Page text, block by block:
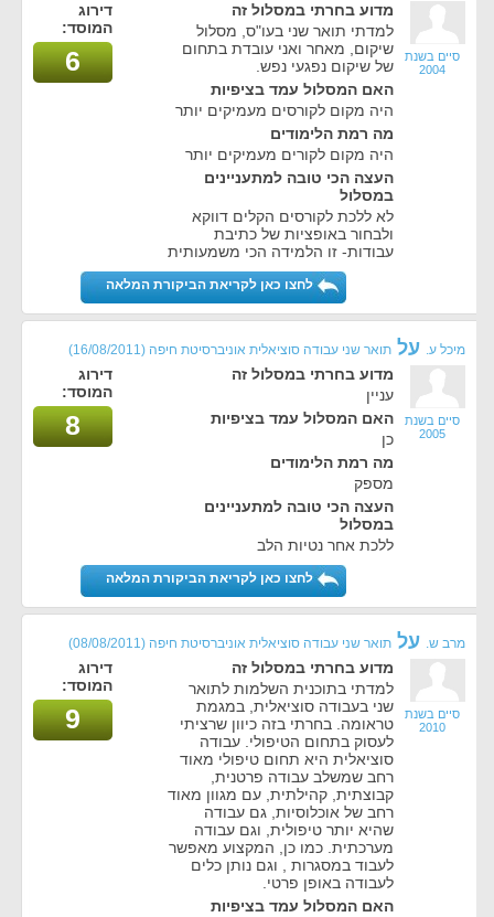
סיים בשנת
2004
מדוע בחרתי במסלול זה
למדתי תואר שני בעו"ס, מסלול
שיקום, מאחר ואני עובדת בתחום
של שיקום נפגעי נפש.
האם המסלול עמד בציפיות
היה מקום לקורסים מעמיקים יותר
מה רמת הלימודים
היה מקום לקורים מעמיקים יותר
העצה הכי טובה למתעניינים
במסלול
לא ללכת לקורסים הקלים דווקא
ולבחור באופציות של כתיבת
עבודות- זו הלמידה הכי משמעותית
דירוג
המוסד:
6
לחצו כאן לקריאת הביקורת המלאה
מיכל ע. על תואר שני עבודה סוציאלית אוניברסיטת חיפה (16/08/2011)
סיים בשנת
2005
מדוע בחרתי במסלול זה
עניין
האם המסלול עמד בציפיות
כן
מה רמת הלימודים
מספק
העצה הכי טובה למתעניינים
במסלול
ללכת אחר נטיות הלב
דירוג
המוסד:
8
לחצו כאן לקריאת הביקורת המלאה
מרב ש. על תואר שני עבודה סוציאלית אוניברסיטת חיפה (08/08/2011)
סיים בשנת
2010
מדוע בחרתי במסלול זה
למדתי בתוכנית השלמות לתואר
שני בעבודה סוציאלית, במגמת
טראומה. בחרתי בזה כיוון שרציתי
לעסוק בתחום הטיפולי. עבודה
סוציאלית היא תחום טיפולי מאוד
רחב שמשלב עבודה פרטנית,
קבוצתית, קהילתית, עם מגוון מאוד
רחב של אוכלוסיות, גם עבודה
שהיא יותר טיפולית, וגם עבודה
מערכתית. כמו כן, המקצוע מאפשר
לעבוד במסגרות , וגם נותן כלים
לעבודה באופן פרטי.
האם המסלול עמד בציפיות
דירוג
המוסד:
9